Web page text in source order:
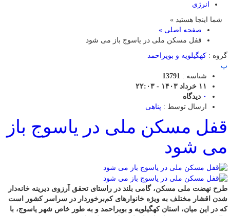
انرژی
شما اینجا هستید »
صفحه اصلی »
قفل مسکن ملی در یاسوج باز می ‌شود
گروه : کهگیلویه و بویراحمد
پ
شناسه : 13791
۱۱ خرداد ۱۴۰۳ - ۲۲:۰۳
۰ دیدگاه
ارسال توسط : پناهی
قفل مسکن ملی در یاسوج باز
می ‌شود
طرح نهضت ملی مسکن، گامی بلند در راستای تحقق آرزوی دیرینه خانه‌دار
شدن اقشار مختلف به ویژه خانوارهای کم‌برخوردار در سراسر کشور است
که در این میان، استان کهگیلویه و بویراحمد و به طور خاص شهر یاسوج، با